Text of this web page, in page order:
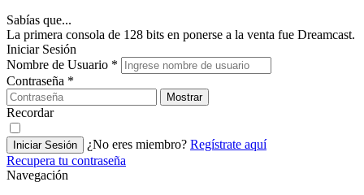
Sabías que...
La primera consola de 128 bits en ponerse a la venta fue Dreamcast.
Iniciar Sesión
Nombre de Usuario *
Contraseña *
Mostrar
Recordar
Iniciar Sesión ¿No eres miembro? Regístrate aquí
Recupera tu contraseña
Navegación